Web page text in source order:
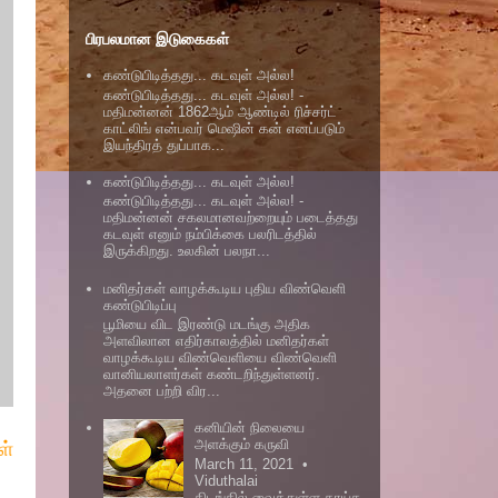
பிரபலமான இடுகைகள்
கண்டுபிடித்தது... கடவுள் அல்ல!
கண்டுபிடித்தது... கடவுள் அல்ல! -
மதிமன்னன் 1862ஆம் ஆண்டில் ரிச்சர்ட்
காட்லிங் என்பவர் மெஷின் கன் எனப்படும்
இயந்திரத் துப்பாக...
கண்டுபிடித்தது... கடவுள் அல்ல!
கண்டுபிடித்தது... கடவுள் அல்ல! -
மதிமன்னன் சகலமானவற்றையும் படைத்தது
கடவுள் எனும் நம்பிக்கை பலரிடத்தில்
இருக்கிறது. உலகின் பலநா...
மனிதர்கள் வாழக்கூடிய புதிய விண்வெளி
கண்டுபிடிப்பு
பூமியை விட இரண்டு மடங்கு அதிக
அளவிலான எதிர்காலத்தில் மனிதர்கள்
வாழக்கூடிய விண்வெளியை விண்வெளி
வானியலாளர்கள் கண்டறிந்துள்ளனர்.
அதனை பற்றி விர...
கனியின் நிலையை
அளக்கும் கருவி
March 11, 2021 •
Viduthalai